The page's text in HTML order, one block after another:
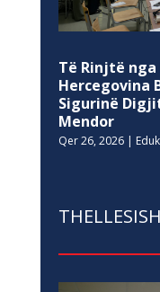
Të Rinjtë nga
Hercegovina
Sigurinë
Mendor
Qer 26, 2026|